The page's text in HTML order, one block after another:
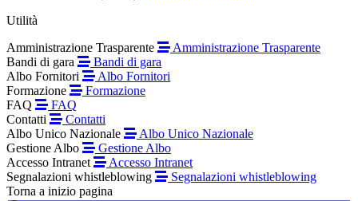
Utilità
Amministrazione Trasparente
Amministrazione Trasparente
Bandi di gara
Bandi di gara
Albo Fornitori
Albo Fornitori
Formazione
Formazione
FAQ
FAQ
Contatti
Contatti
Albo Unico Nazionale
Albo Unico Nazionale
Gestione Albo
Gestione Albo
Accesso Intranet
Accesso Intranet
Segnalazioni whistleblowing
Segnalazioni whistleblowing
Torna a inizio pagina